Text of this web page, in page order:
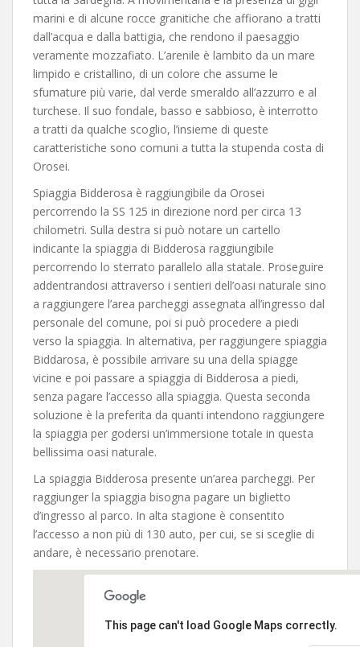
marini e di alcune rocce granitiche che affiorano a tratti
dall’acqua e dalla battigia, che rendono il paesaggio
veramente mozzafiato. L’arenile è lambito da un mare
limpido e cristallino, di un colore che assume le
sfumature più varie, dal verde smeraldo all’azzurro e al
turchese. Il suo fondale, basso e sabbioso, è interrotto
a tratti da qualche scoglio, l’insieme di queste
caratteristiche sono comuni a tutta la stupenda costa di
Orosei.
Spiaggia Bidderosa è raggiungibile da Orosei
percorrendo la SS 125 in direzione nord per circa 13
chilometri. Sulla destra si può notare un cartello
indicante la spiaggia di Bidderosa raggiungibile
percorrendo lo sterrato parallelo alla statale. Proseguire
addentrandosi attraverso i sentieri dell’oasi naturale sino
a raggiungere l’area parcheggi assegnata all’ingresso dal
personale del comune, poi si può procedere a piedi
verso la spiaggia. In alternativa, per raggiungere spiaggia
Biddarosa, è possibile arrivare su una della spiagge
vicine e poi passare a spiaggia di Bidderosa a piedi,
senza pagare l’accesso alla spiaggia. Questa seconda
soluzione è la preferita da quanti intendono raggiungere
la spiaggia per godersi un’immersione totale in questa
bellissima oasi naturale.
La spiaggia Bidderosa presente un’area parcheggi. Per
raggiunger la spiaggia bisogna pagare un biglietto
d’ingresso al parco. In alta stagione è consentito
l’accesso a non più di 130 auto, per cui, se si sceglie di
andare, è necessario prenotare.
This page can't load Google Maps correctly.